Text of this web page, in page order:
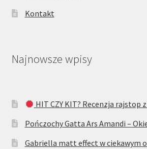
Kontakt
Najnowsze wpisy
HIT CZY KIT? Recenzja rajstop
Pończochy Gatta Ars Amandi –
Gabriella matt effect w ciekawym